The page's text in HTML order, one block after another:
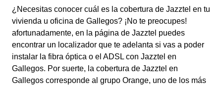
¿Necesitas conocer cuál es la cobertura de Jazztel en tu
vivienda u oficina de Gallegos? ¡No te preocupes!
afortunadamente, en la página de Jazztel puedes
encontrar un localizador que te adelanta si vas a poder
instalar la fibra óptica o el ADSL con Jazztel en
Gallegos. Por suerte, la cobertura de Jazztel en
Gallegos corresponde al grupo Orange, uno de los más